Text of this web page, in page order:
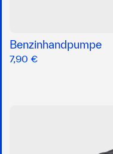
Benzinhandpumpe
7,90 €